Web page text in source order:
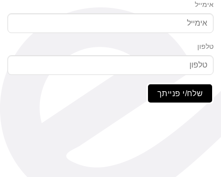
אימייל
טלפון
שלח/י פנייתך